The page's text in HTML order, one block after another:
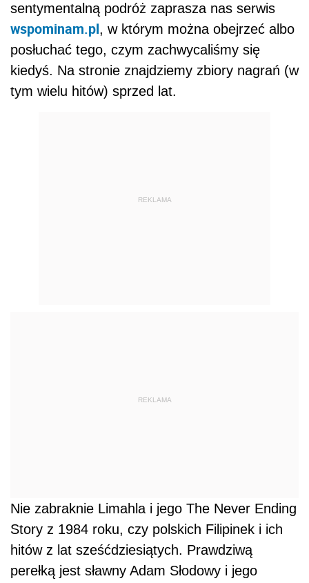
sentymentalną podróż zaprasza nas serwis
wspominam.pl, w którym można obejrzeć albo
posłuchać tego, czym zachwycaliśmy się
kiedyś. Na stronie znajdziemy zbiory nagrań (w
tym wielu hitów) sprzed lat.
REKLAMA
REKLAMA
Nie zabraknie Limahla i jego The Never Ending
Story z 1984 roku, czy polskich Filipinek i ich
hitów z lat sześćdziesiątych. Prawdziwą
perełką jest sławny Adam Słodowy i jego